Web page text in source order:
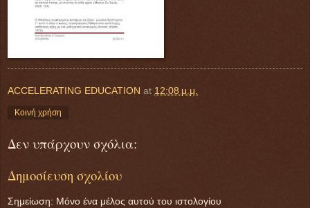
ACCELERATING EDUCATION at 12:08 μ.μ.
Κοινή χρήση
Δεν υπάρχουν σχόλια:
Δημοσίευση σχολίου
Σημείωση: Μόνο ένα μέλος αυτού του ιστολογίου